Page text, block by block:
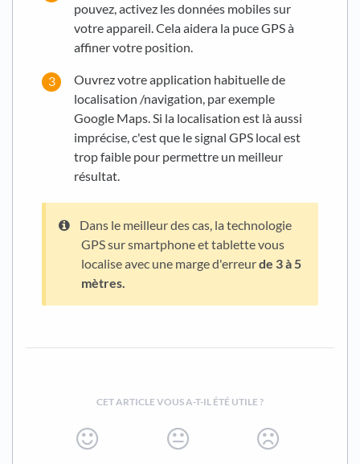
pouvez, activez les données mobiles sur
votre appareil. Cela aidera la puce GPS à
affiner votre position.
Ouvrez votre application habituelle de
localisation /navigation, par exemple
Google Maps. Si la localisation est là aussi
imprécise, c'est que le signal GPS local est
trop faible pour permettre un meilleur
résultat.
Dans le meilleur des cas, la technologie
GPS sur smartphone et tablette vous
localise avec une marge d'erreurde 3 à 5
mètres.
CET ARTICLE VOUS A-T-IL ÉTÉ UTILE ?